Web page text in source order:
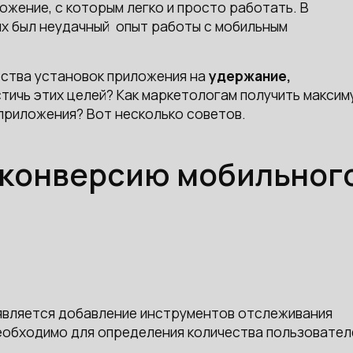
с которым легко и просто работать. В
был неудачный опыт работы с мобильным
установок приложения на удержание,
этих целей? Как маркетологам получить
Вот несколько советов.
добавление инструментов отслеживания
для определения количества